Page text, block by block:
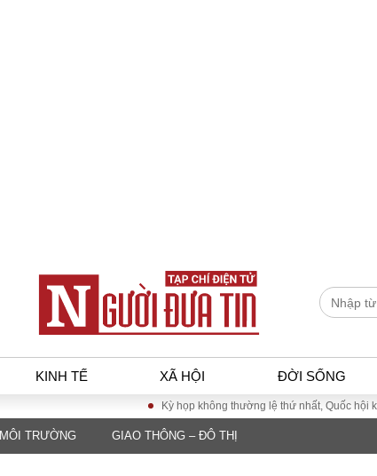
KINH TẾ XÃ HỘI ĐỜI SỐNG
KINH TẾ
Kỳ họp không thường lệ thứ nhất, Quốc hội khóa XVI
MÔI TRƯỜNG GIAO THÔNG – ĐÔ THỊ